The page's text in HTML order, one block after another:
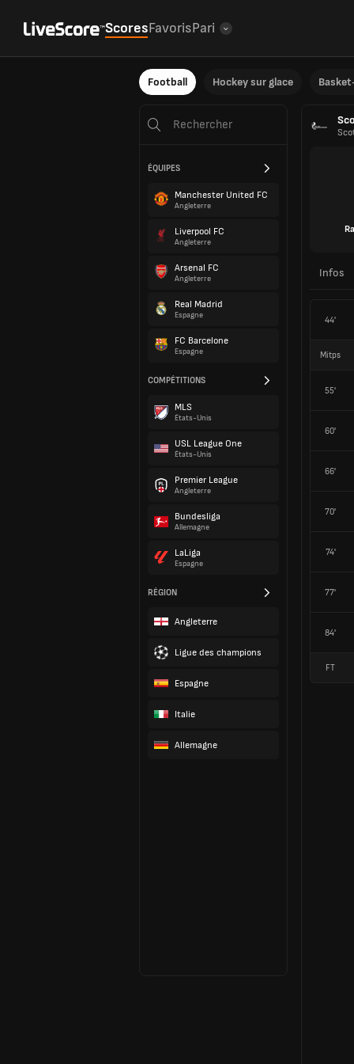
ScoresFavorisPari
Football Hockey sur glace
ÉQUIPES
Manchester United FC
Angleterre
Liverpool FC
Angleterre
Arsenal FC
Angleterre
Real Madrid
Espagne
FC Barcelone
Espagne
COMPÉTITIONS
MLS
États-Unis
USL League One
États-Unis
Premier League
Angleterre
Bundesliga
Allemagne
LaLiga
Espagne
RÉGION
Angleterre
Ligue des champions
Espagne
Italie
Allemagne
Infos
44'
Mitps
55'
60'
66'
70'
74'
77'
84'
FT